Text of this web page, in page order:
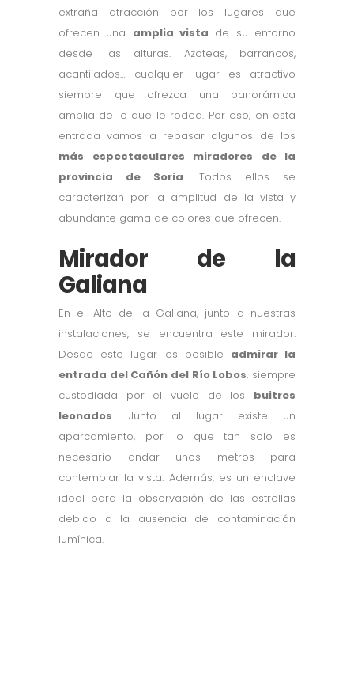
extraña atracción por los lugares que
ofrecen una amplia vista de su entorno
desde las alturas. Azoteas, barrancos,
acantilados… cualquier lugar es atractivo
siempre que ofrezca una panorámica
amplia de lo que le rodea. Por eso, en esta
entrada vamos a repasar algunos de los
más espectaculares miradores de la
provincia de Soria. Todos ellos se
caracterizan por la amplitud de la vista y
abundante gama de colores que ofrecen.
Mirador de la
Galiana
En el Alto de la Galiana, junto a nuestras
instalaciones, se encuentra este mirador.
Desde este lugar es posible admirar la
entrada del Cañón del Río Lobos, siempre
custodiada por el vuelo de los buitres
leonados. Junto al lugar existe un
aparcamiento, por lo que tan solo es
necesario andar unos metros para
contemplar la vista. Además, es un enclave
ideal para la observación de las estrellas
debido a la ausencia de contaminación
lumínica.